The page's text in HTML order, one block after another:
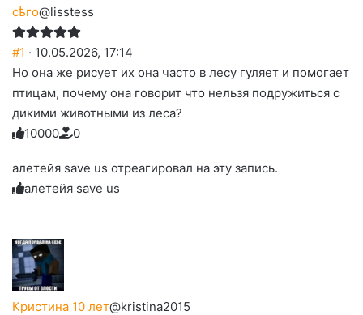
сѣго@lisstess
#1 · 10.05.2026, 17:14
Но она же рисует их она часто в лесу гуляет и помогает
птицам, почему она говорит что нельзя подружиться с
дикими животными из леса?
Голосуйте
вверх.
1
Нажмите
реакцию:
0
Нажмите
реакцию:
до
0
Нажмите
реакцию:
0
Нажмите
реакцию:
0
Нажмите
благодарю
0
алетейя save us отреагировал на эту запись.
алетейя save us
Кристина 10 лет@kristina2015